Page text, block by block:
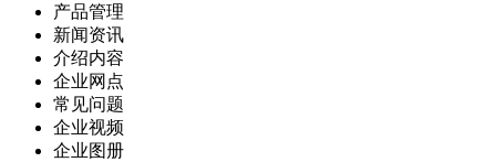
产品管理
新闻资讯
介绍内容
企业网点
常见问题
企业视频
企业图册